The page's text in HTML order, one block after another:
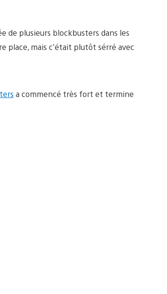
de plusieurs blockbusters dans les
place, mais c’était plutôt sérré avec
a commencé très fort et termine